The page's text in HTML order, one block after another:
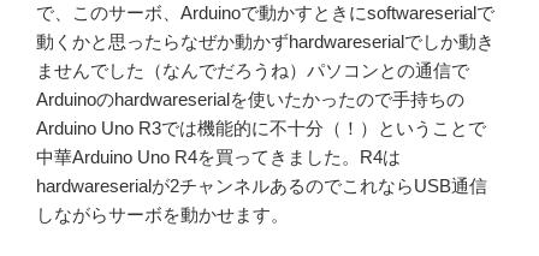
で、このサーボ、Arduinoで動かすときにsoftwareserialで
動くかと思ったらなぜか動かずhardwareserialでしか動き
ませんでした（なんでだろうね）パソコンとの通信で
Arduinoのhardwareserialを使いたかったので手持ちの
Arduino Uno R3では機能的に不十分（！）ということで
中華Arduino Uno R4を買ってきました。R4は
hardwareserialが2チャンネルあるのでこれならUSB通信
しながらサーボを動かせます。